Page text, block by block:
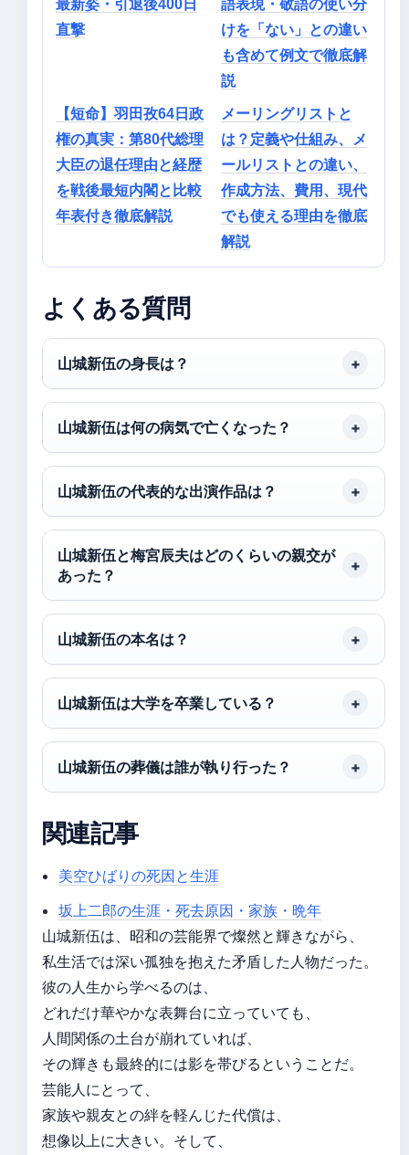
最新姿・引退後400日
直撃
語表現・敬語の使い分
けを「ない」との違い
も含めて例文で徹底解
説
【短命】羽田孜64日政
権の真実：第80代総理
大臣の退任理由と経歴
を戦後最短内閣と比較
年表付き徹底解説
メーリングリストと
は？定義や仕組み、メ
ールリストとの違い、
作成方法、費用、現代
でも使える理由を徹底
解説
よくある質問
山城新伍の身長は？
山城新伍は何の病気で亡くなった？
山城新伍の代表的な出演作品は？
山城新伍と梅宮辰夫はどのくらいの親交が
あった？
山城新伍の本名は？
山城新伍は大学を卒業している？
山城新伍の葬儀は誰が執り行った？
関連記事
美空ひばりの死因と生涯
坂上二郎の生涯・死去原因・家族・晩年
山城新伍は、昭和の芸能界で燦然と輝きながら、
私生活では深い孤独を抱えた矛盾した人物だった。
彼の人生から学べるのは、
どれだけ華やかな表舞台に立っていても、
人間関係の土台が崩れていれば、
その輝きも最終的には影を帯びるということだ。
芸能人にとって、
家族や親友との絆を軽んじた代償は、
想像以上に大きい。そして、